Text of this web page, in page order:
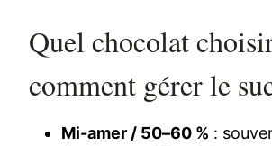
Quel chocolat
comment gérer le
Mi-amer / 50–60 % :